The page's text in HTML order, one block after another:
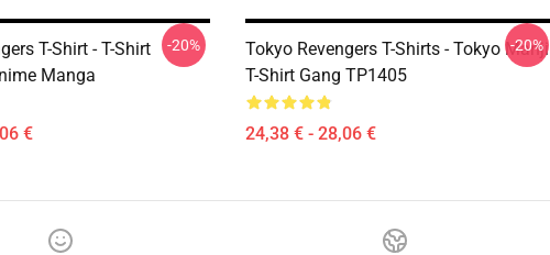
T-Shirt - T-Shirt
Manga
€
-20%
Tokyo Revengers T-Shirts - Tokyo Manji
T-Shirt Gang TP1405
24,38 € - 28,06 €
-20%